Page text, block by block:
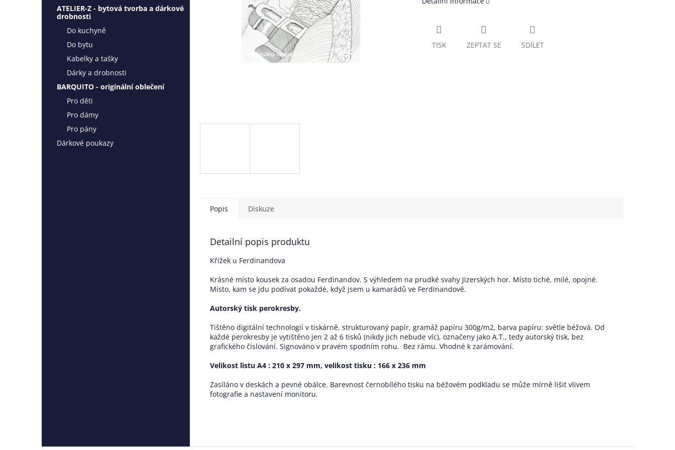
ATELIER-Z - bytová tvorba a dárkové
drobnosti
Do kuchyně
Do bytu
Kabelky a tašky
Dárky a drobnosti
BARQUITO - originální oblečení
Pro děti
Pro dámy
Pro pány
Dárkové poukazy
TISK ZEPTAT SE SDÍLET
Popis Diskuze
Detailní popis produktu
Křížek u Ferdinandova
Krásné místo kousek za osadou Ferdinandov. S výhledem na prudké svahy Jizerských hor. Místo tiché, milé, opojné.
Místo, kam se jdu podívat pokaždé, když jsem u kamarádů ve Ferdinandově.
Autorský tisk perokresby.
Tištěno digitální technologií v tiskárně, strukturovaný papír, gramáž papíru 300g/m2, barva papíru: světle béžová. Od
každé perokresby je vytištěno jen 2 až 6 tisků (nikdy jich nebude víc), označeny jako A.T., tedy autorský tisk, bez
grafického číslování. Signováno v pravém spodním rohu. Bez rámu. Vhodné k zarámování.
Velikost listu A4 : 210 x 297 mm, velikost tisku : 166 x 236 mm
Zasíláno v deskách a pevné obálce. Barevnost černobílého tisku na béžovém podkladu se může mírně lišit vlivem
fotografie a nastavení monitoru.